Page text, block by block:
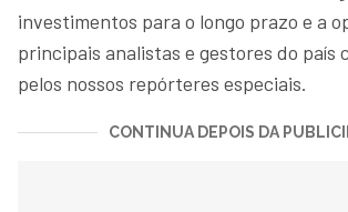
investimentos para o longo prazo e a
principais analistas e gestores do país
pelos nossos repórteres especiais.
CONTINUA DEPOIS DA